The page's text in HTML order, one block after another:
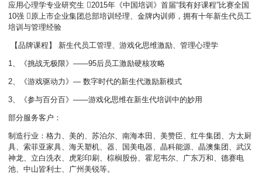
应用心理学专业研究生 2015年《中国培训》首届“我有好课程”比赛全国
10强 原上市企业集团总部培训经理、金牌内训师，拥有十年新生代员工
培训与管理经验
【品牌课程】 新生代员工管理、游戏化思维激励、管理心理学
1、《挑战无极限》——95后员工激励硬核攻略
2、《游戏驱动力》— 数字时代的新生代激励新模式
3、《参与百分百》——游戏化思维在新生代培训中的妙用
部分服务客户：
制造行业：格力、美的、苏泊尔、南海本田、美赞臣、红牛集团、方太厨
具、索菲亚家具、海天塑机、器、国美电器、晶科能源、晶澳集团、武汉
神龙、立白洗衣、虎彩印刷、棕榈股份、霍尼韦尔、广东万和、德赛电
池、中山皆利士、广州美锐等。